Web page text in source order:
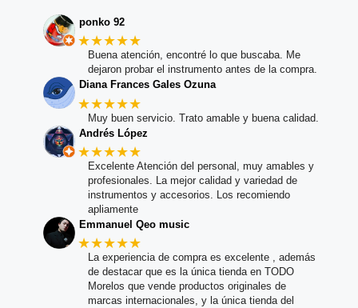
ponko 92
★★★★★
Buena atención, encontré lo que buscaba. Me
dejaron probar el instrumento antes de la compra.
Diana Frances Gales Ozuna
★★★★★
Muy buen servicio. Trato amable y buena calidad.
Andrés López
★★★★★
Excelente Atención del personal, muy amables y
profesionales. La mejor calidad y variedad de
instrumentos y accesorios. Los recomiendo
apliamente
Emmanuel Qeo music
★★★★★
La experiencia de compra es excelente , además
de destacar que es la única tienda en TODO
Morelos que vende productos originales de
marcas internacionales, y la única tienda del